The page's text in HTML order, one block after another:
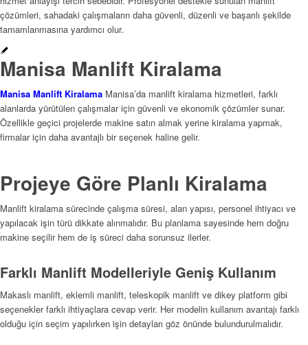
çözümleri, sahadaki çalışmaların daha güvenli, düzenli ve başarılı şekilde
tamamlanmasına yardımcı olur.
Manisa Manlift Kiralama
Manisa Manlift Kiralama Manisa’da manlift kiralama hizmetleri, farklı
alanlarda yürütülen çalışmalar için güvenli ve ekonomik çözümler sunar.
Özellikle geçici projelerde makine satın almak yerine kiralama yapmak,
firmalar için daha avantajlı bir seçenek haline gelir.
Projeye Göre Planlı Kiralama
Manlift kiralama sürecinde çalışma süresi, alan yapısı, personel ihtiyacı ve
yapılacak işin türü dikkate alınmalıdır. Bu planlama sayesinde hem doğru
makine seçilir hem de iş süreci daha sorunsuz ilerler.
Farklı Manlift Modelleriyle Geniş Kullanım
Makaslı manlift, eklemli manlift, teleskopik manlift ve dikey platform gibi
seçenekler farklı ihtiyaçlara cevap verir. Her modelin kullanım avantajı farklı
olduğu için seçim yapılırken işin detayları göz önünde bulundurulmalıdır.